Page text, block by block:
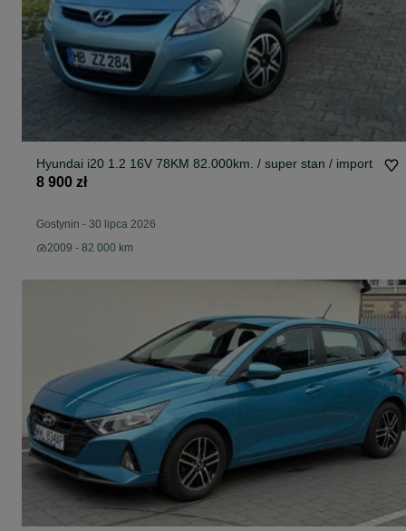
Hyundai i20 1.2 16V 78KM 82.000km. / super stan / import
8 900 zł
Gostynin - 30 lipca 2026
2009 - 82 000 km